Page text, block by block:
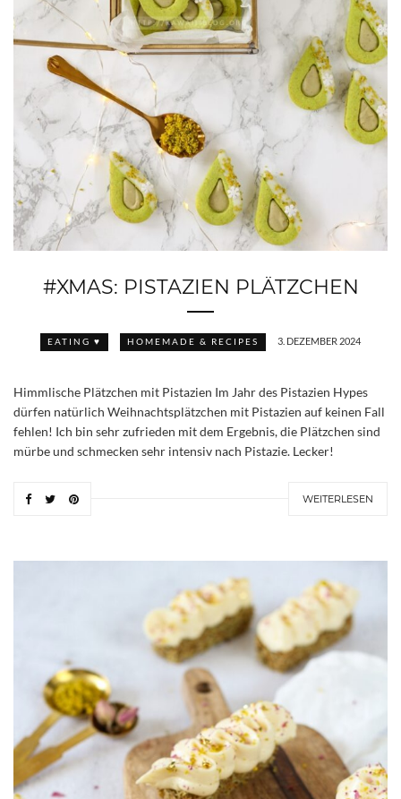
#XMAS: PISTAZIEN PLÄTZCHEN
EATING ♥ HOMEMADE & RECIPES 3. DEZEMBER 2024
Himmlische Plätzchen mit Pistazien Im Jahr des Pistazien Hypes
dürfen natürlich Weihnachtsplätzchen mit Pistazien auf keinen Fall
fehlen! Ich bin sehr zufrieden mit dem Ergebnis, die Plätzchen sind
mürbe und schmecken sehr intensiv nach Pistazie. Lecker!
WEITERLESEN